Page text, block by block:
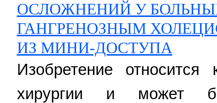
ОСЛОЖНЕНИЙ У
ГАНГРЕНОЗНЫМ
ИЗ МИНИ-ДОСТУПА
Изобретение
хирургии и может